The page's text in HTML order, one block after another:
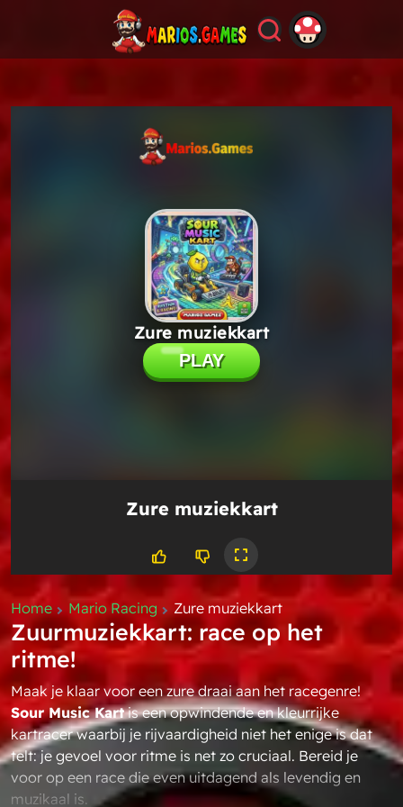
Zure muziekkart
Home Mario Racing Zure muziekkart
Zuurmuziekkart: race op het
ritme!
Maak je klaar voor een zure draai aan het racegenre!
Sour Music Kartis een opwindende en kleurrijke
kartracer waarbij je rijvaardigheid niet het enige is dat
telt: je gevoel voor ritme is net zo cruciaal. Bereid je
voor op een race die even uitdagend als levendig en
muzikaal is.